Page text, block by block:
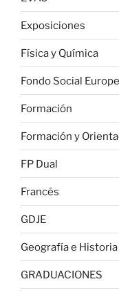
Exposiciones
Física y Química
Fondo Social
Formación
Formación y
FP Dual
Francés
GDJE
Geografía e Historia
GRADUACIONES